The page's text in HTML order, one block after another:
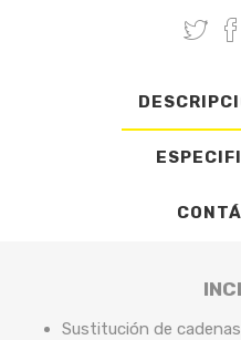
Sustitución de